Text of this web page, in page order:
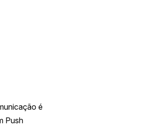
é
Push